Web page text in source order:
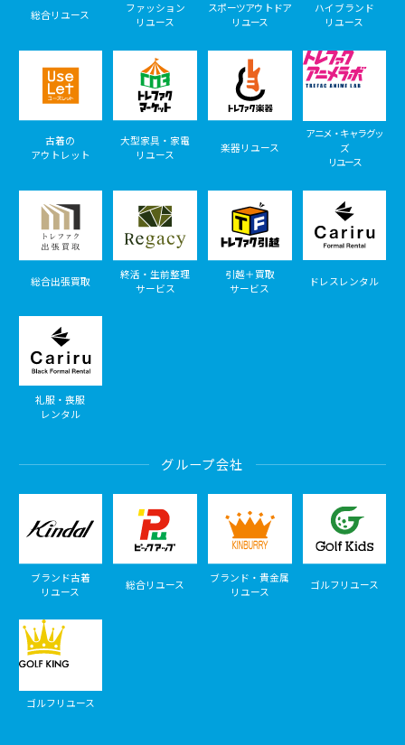
総合リユース
ファッション
リユース
スポーツアウトドア
リユース
ハイブランド
リユース
古着の
アウトレット
大型家具・家電
リユース
楽器リユース
アニメ・キャラグッ
ズ
リユース
総合出張買取
終活・生前整理
サービス
引越＋買取
サービス
ドレスレンタル
礼服・喪服
レンタル
グループ会社
ブランド古着
リユース
総合リユース
ブランド・貴金属
リユース
ゴルフリユース
ゴルフリユース